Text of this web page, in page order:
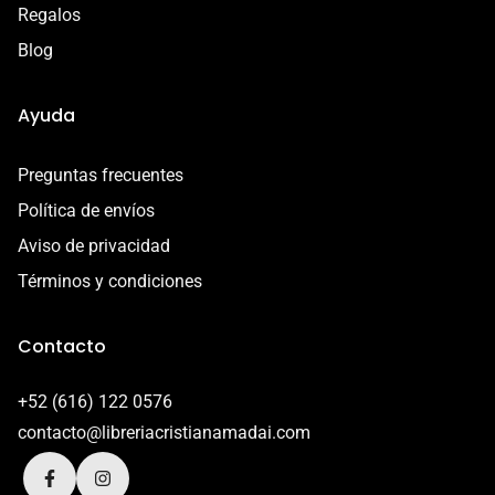
Regalos
Blog
Ayuda
Preguntas frecuentes
Política de envíos
Aviso de privacidad
Términos y condiciones
Contacto
+52 (616) 122 0576
contacto@libreriacristianamadai.com